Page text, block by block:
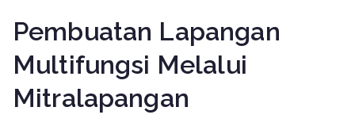
Pembuatan Lapangan
Multifungsi Melalui
Mitralapangan